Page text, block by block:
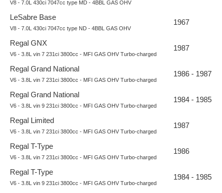
V8 - 7.0L 430ci 7047cc type MD - 4BBL GAS OHV
LeSabre Base
V8 - 7.0L 430ci 7047cc type ND - 4BBL GAS OHV
1967
Regal GNX
V6 - 3.8L vin 7 231ci 3800cc - MFI GAS OHV Turbo-charged
1987
Regal Grand National
V6 - 3.8L vin 7 231ci 3800cc - MFI GAS OHV Turbo-charged
1986 - 1987
Regal Grand National
V6 - 3.8L vin 9 231ci 3800cc - MFI GAS OHV Turbo-charged
1984 - 1985
Regal Limited
V6 - 3.8L vin 7 231ci 3800cc - MFI GAS OHV Turbo-charged
1987
Regal T-Type
V6 - 3.8L vin 7 231ci 3800cc - MFI GAS OHV Turbo-charged
1986
Regal T-Type
V6 - 3.8L vin 9 231ci 3800cc - MFI GAS OHV Turbo-charged
1984 - 1985